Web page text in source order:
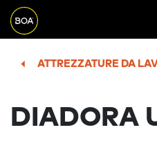
Skip to main content
Begin main content
ATTREZZATURE DA
DIADORA